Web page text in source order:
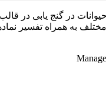
به همراه تفسیر